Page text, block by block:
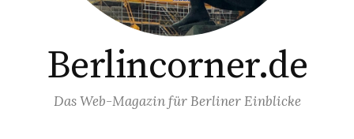
Berlincorner.de
Das Web-Magazin für Berliner Einblicke